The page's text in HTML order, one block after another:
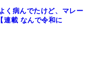
く病んでたけど、マレー
連載 なんで令和に